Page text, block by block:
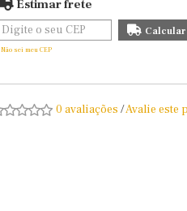
Estimar frete
Não sei meu CEP
0 avaliações /Avalie este